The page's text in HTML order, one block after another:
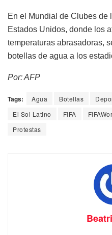
En el Mundial de Clubes de
Estados Unidos, donde los
temperaturas abrasadoras,
botellas de agua a los
Por: AFP
Tags: Agua Botellas
El Sol Latino
FIFA
Protestas